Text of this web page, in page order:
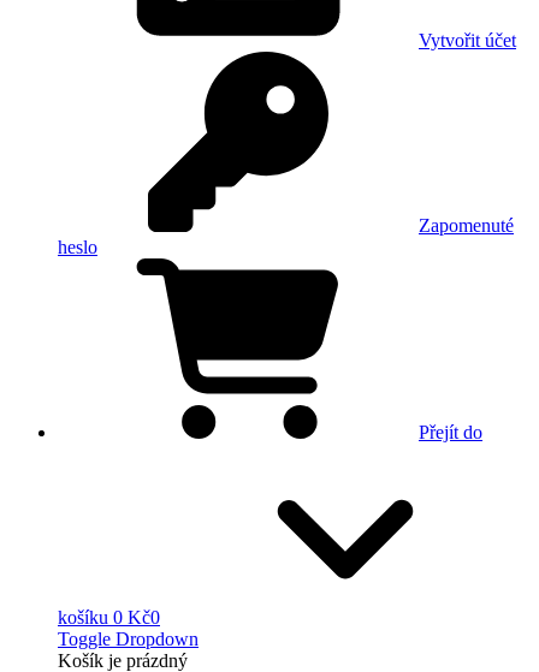
Vytvořit účet
Zapomenuté
heslo
Přejít do
košíku 0 Kč0
Toggle Dropdown
Košík je prázdný